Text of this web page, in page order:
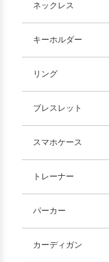
ネックレス
キーホルダー
リング
ブレスレット
スマホケース
トレーナー
パーカー
カーディガン